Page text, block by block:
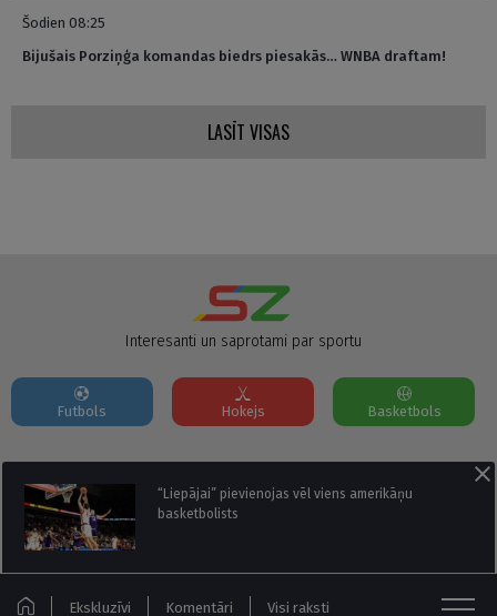
Šodien 08:25
Bijušais Porziņģa komandas biedrs piesakās… WNBA draftam!
LASĪT VISAS
“Liepājai” pievienojas vēl viens amerikāņu
basketbolists
Ekskluzīvi Komentāri Visi raksti
Interesanti un saprotami par sportu
Futbols Hokejs Basketbols
Par mums Reklāmas Parametri Kontakti
Seko mums:
© Sportazinas.com - Visas tiesības rezervētas.